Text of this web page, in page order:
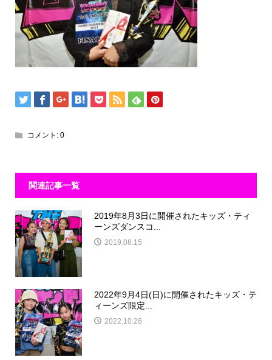
コメント: 0
関連記事一覧
2019年8月3日に開催されたキッズ・ティ
ーンズダンスコ...
2019.08.15
2022年9月4日(日)に開催されたキッズ・テ
ィーンズ限定...
2022.10.26